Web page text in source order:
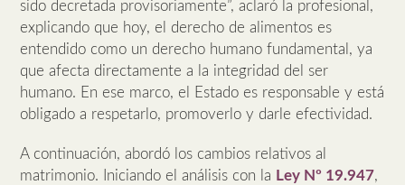
sido decretada provisoriamente”, aclaró la profesional,
explicando que hoy, el derecho de alimentos es
entendido como un derecho humano fundamental, ya
que afecta directamente a la integridad del ser
humano. En ese marco, el Estado es responsable y está
obligado a respetarlo, promoverlo y darle efectividad.
A continuación, abordó los cambios relativos al
matrimonio. Iniciando el análisis con la Ley Nº 19.947,